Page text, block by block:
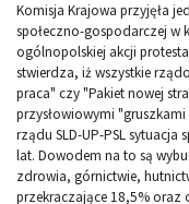
Komisja Krajowa przyjęła
społeczno-gospodarczej
ogólnopolskiej akcji
stwierdza, iż wszystkie
praca" czy "Pakiet nowej
przysłowiowymi
rządu SLD-UP-PSL
lat. Dowodem na to są
zdrowia, górnictwie,
przekraczające 18,5%